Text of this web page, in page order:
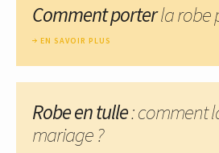
Comment porterla robe
EN SAVOIR PLUS
Robe en tulle: comment
mariage ?